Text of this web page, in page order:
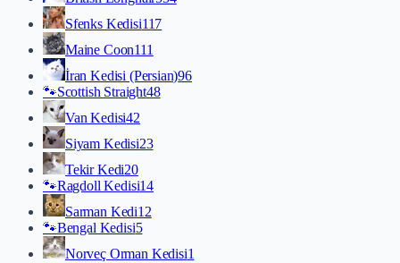
Sfenks Kedisi117
Maine Coon111
İran Kedisi (Persian)96
🐾Scottish Straight48
Van Kedisi42
Siyam Kedisi23
Tekir Kedi20
🐾Ragdoll Kedisi14
Sarman Kedi12
🐾Bengal Kedisi5
Norveç Orman Kedisi1